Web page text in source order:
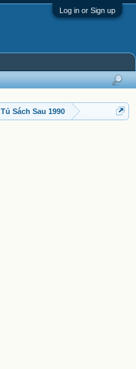
Log in or Sign up
Tủ Sách Sau 1990